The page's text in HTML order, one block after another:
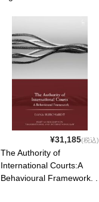
9781509991457
¥31,185(税込)
The Authority of
International Courts:A
Behavioural Framework. .